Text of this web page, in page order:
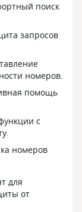
поиск
запросов
номеров.
помощь
с
номеров
для
от